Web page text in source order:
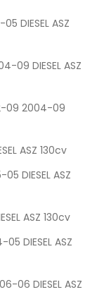
DIESEL ASZ
09 DIESEL ASZ
09 2004-09
ASZ 130cv
DIESEL ASZ
ASZ 130cv
DIESEL ASZ
06 DIESEL ASZ